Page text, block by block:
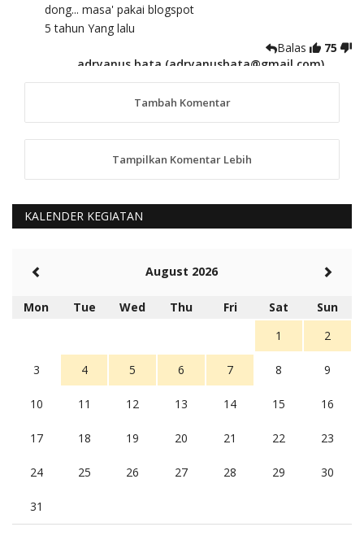
dong... masa' pakai blogspot
5 tahun Yang lalu
Balas
75
adryanus bata (adryanusbata@gmail.com)
TKS atas saran dan masukannya, akan kami
tindaklanjuti
anggy (anakkaos@gmail.com)
Kami perantu bisa baca langsung terkait Pilkada Sumba
5 tahun Yang lalu
Rambu (rambu03@gmail.com)
Berita Polres Sumba Barat Mantap
5 tahun Yang lalu
Balas
16
Tambah Komentar
Tampilkan Komentar Lebih
KALENDER KEGIATAN
August 2026
Mon Tue Wed Thu Fri Sat
Sun
1
2
3 4 5 6 7 8 9
10 11 12 13 14 15 16
17 18 19 20 21 22 23
24 25 26 27 28 29 30
31